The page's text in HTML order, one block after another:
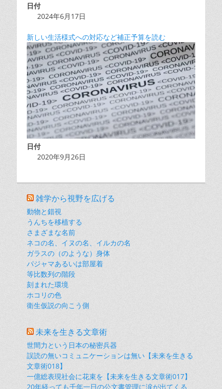
日付
2024年6月17日
新しい生活様式への対応など補正予算を読む
日付
2020年9月26日
雑学から視野を広げる
動物と錯視
うんちを移植する
さまざまな名前
ネコの名、イヌの名、イルカの名
ガラスの（のような）身体
パジャマあるいは部屋着
等比数列の階段
刻まれた環境
ホコリの色
衛生仮説の向こう側
未来を生きる文章術
世間力という日本の秘密兵器
誤読の無いコミュニケーションは無い【未来を生きる
文章術018】
一億総表現社会に花束を【未来を生きる文章術017】
20年経っても千年一日の公文書管理に涙が出てくる